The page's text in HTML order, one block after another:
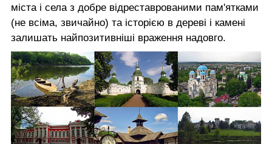
міста і села з добре відреставрованими пам'ятками
(не всіма, звичайно) та історією в дереві і камені
залишать найпозитивніші враження надовго.